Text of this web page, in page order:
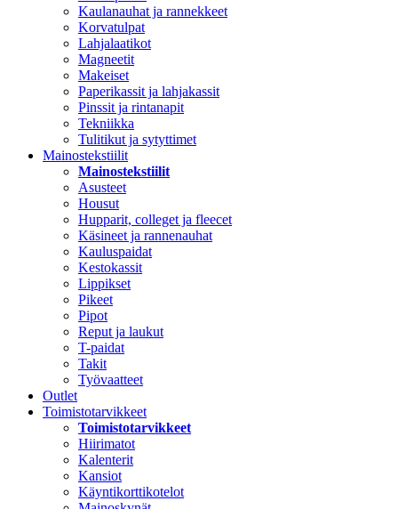
Kaulanauhat ja rannekkeet
Korvatulpat
Lahjalaatikot
Magneetit
Makeiset
Paperikassit ja lahjakassit
Pinssit ja rintanapit
Tekniikka
Tulitikut ja sytyttimet
Mainostekstiilit
Mainostekstiilit
Asusteet
Housut
Hupparit, colleget ja fleecet
Käsineet ja rannenauhat
Kauluspaidat
Kestokassit
Lippikset
Pikeet
Pipot
Reput ja laukut
T-paidat
Takit
Työvaatteet
Outlet
Toimistotarvikkeet
Toimistotarvikkeet
Hiirimatot
Kalenterit
Kansiot
Käyntikorttikotelot